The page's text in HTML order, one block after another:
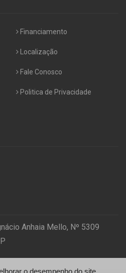
Financiamento
Localização
Fale Conosco
Politica de Privacidade
Anhaia Mello, Nº 5309
o desempenho do site,